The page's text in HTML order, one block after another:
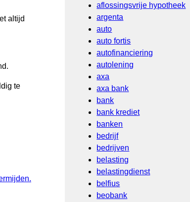
altijd
te
aflossingsvrije hypotheek
argenta
auto
auto fortis
autofinanciering
autolening
axa
axa bank
bank
bank krediet
banken
bedrijf
bedrijven
belasting
belastingdienst
belfius
beobank